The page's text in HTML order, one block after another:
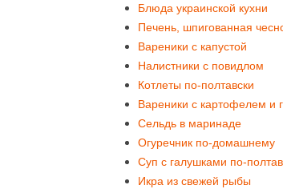
Блюда украинской кухни
Печень, шпигованная
Вареники с капустой
Налистники с повидлом
Котлеты по-полтавски
Вареники с картофелем и
Сельдь в маринаде
Огуречник по-домашнему
Суп с галушками по-
Икра из свежей рыбы